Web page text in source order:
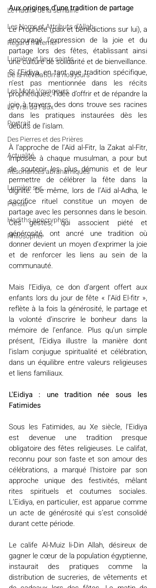
Le Hadith de la semaine
Les Noms et Attributs d'Allah
Regard fraternel
Lumière et lieux saints
De la Révélation à nos jours
Les Mots Voyageurs
Le Vrai du Faux
Portrait
Des Pierres et des Prières
Actualité
Résonances abrahamiques
Lumière sur...
Penser
Hadiths apocryphes
Philosopher
Aux origines d’une tradition de partage
Le Prophète (paix et bénédictions sur lui), a
encouragé l’expression de la joie et du
partage lors des fêtes, établissant ainsi
une culture de solidarité et de bienveillance.
Si l’Eidiya, en tant que tradition spécifique,
n’est pas mentionnée dans les récits
prophétiques, l’idée d’offrir et de répandre la
joie à travers des dons trouve ses racines
dans les pratiques instaurées dès les
débuts de l’islam.
À l’approche de l’Aïd al-Fitr, la Zakat al-Fitr,
imposée à chaque musulman, a pour but
de soutenir les plus démunis et de leur
permettre de célébrer la fête dans la
dignité. De même, lors de l’Aïd al-Adha, le
sacrifice rituel constitue un moyen de
partage avec les personnes dans le besoin.
Ces gestes, qui associent piété et
générosité, ont ancré une tradition où
donner devient un moyen d’exprimer la joie
et de renforcer les liens au sein de la
communauté.
Mais l’Eidiya, ce don d’argent offert aux
enfants lors du jour de fête « l’Aïd El-fitr »,
reflète à la fois la générosité, le partage et
la volonté d’inscrire le bonheur dans la
mémoire de l’enfance. Plus qu’un simple
présent, l’Eidiya illustre la manière dont
l’islam conjugue spiritualité et célébration,
dans un équilibre entre valeurs religieuses
et liens familiaux.
L'Eidiya : une tradition née sous les
Fatimides
Sous les Fatimides, au Xe siècle, l'Eidiya
est devenue une tradition presque
obligatoire des fêtes religieuses. Le califat,
reconnu pour son faste et son amour des
célébrations, a marqué l'histoire par son
approche unique des festivités, mêlant
rites spirituels et coutumes sociales.
L’Eidiya, en particulier, est apparue comme
un acte de générosité qui s’est consolidé
durant cette période.
Le calife Al-Muiz li-Din Allah, désireux de
gagner le cœur de la population égyptienne,
instaurait des pratiques comme la
distribution de sucreries, de vêtements et